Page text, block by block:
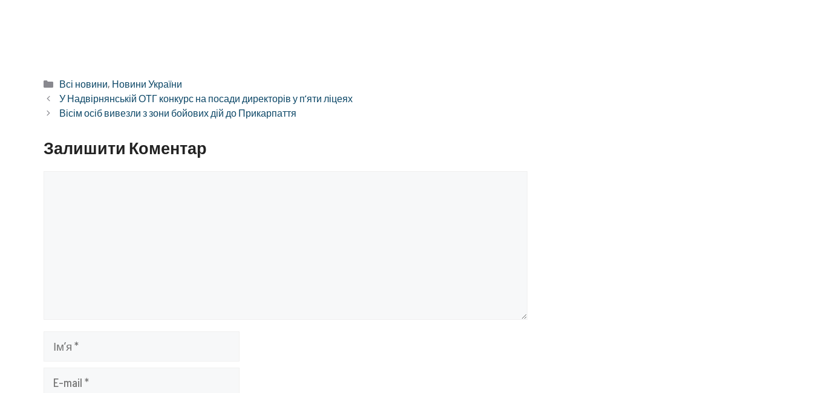
Категорії
Всі новини, Новини України
У Надвірнянській ОТГ конкурс на посади директорів у п’яти ліцеях
Вісім осіб вивезли з зони бойових дій до Прикарпаття
Залишити Коментар
Ім’я